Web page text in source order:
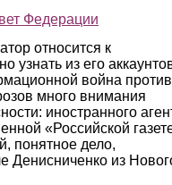
Федерации
относится к
из его
война против
много внимания
иностранного
«Российской
понятное дело,
Денисниченко из